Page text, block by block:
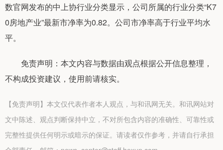
数官网发布的中上协行业分类显示，公司所属的行业分类“K7
0房地产业”最新市净率为0.82。公司市净率高于行业平均水
平。
免责声明：本文内容与数据由观点根据公开信息整理，
不构成投资建议，使用前请核实。
【免责声明】本文仅代表作者本人观点，与和讯网无关。和讯网站对
文中陈述、观点判断保持中立，不对所包含内容的准确性、可靠性或
完整性提供任何明示或暗示的保证。请读者仅作参考，并请自行承担